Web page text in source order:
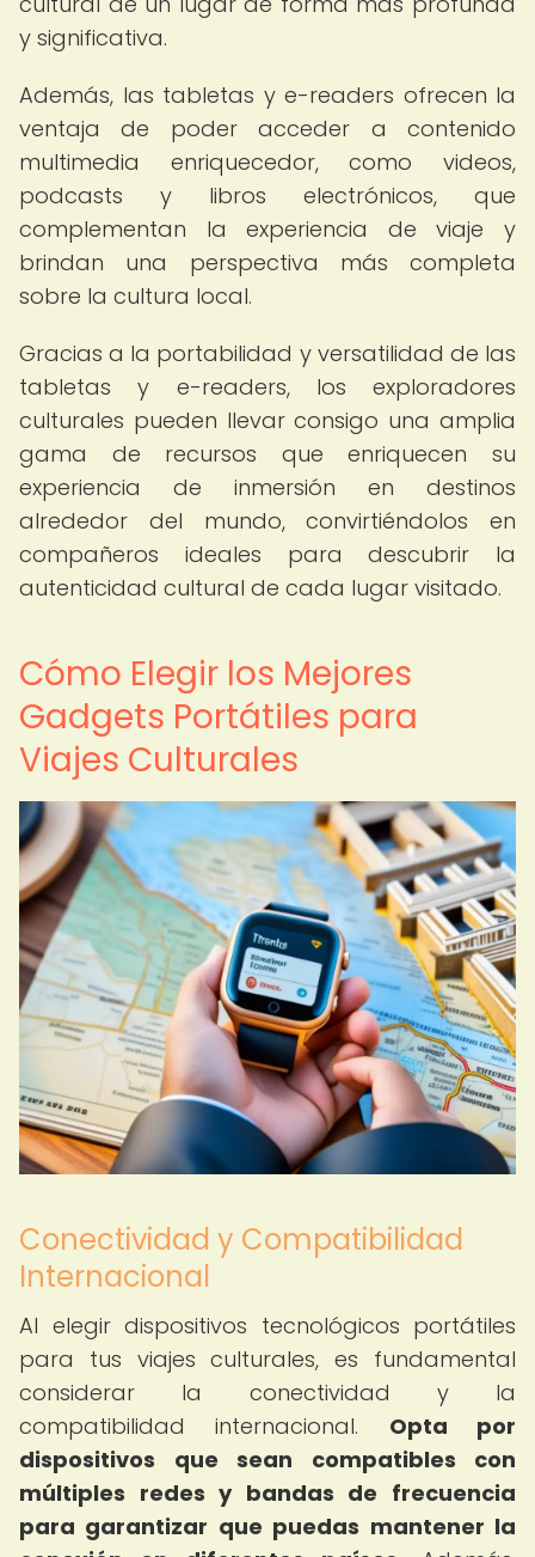
y significativa.
Además, las tabletas y e-readers ofrecen la
ventaja de poder acceder a contenido
multimedia enriquecedor, como videos,
podcasts y libros electrónicos, que
complementan la experiencia de viaje y
brindan una perspectiva más completa
sobre la cultura local.
Gracias a la portabilidad y versatilidad de las
tabletas y e-readers, los exploradores
culturales pueden llevar consigo una amplia
gama de recursos que enriquecen su
experiencia de inmersión en destinos
alrededor del mundo, convirtiéndolos en
compañeros ideales para descubrir la
autenticidad cultural de cada lugar visitado.
Cómo Elegir los Mejores
Gadgets Portátiles para
Viajes Culturales
Conectividad y Compatibilidad
Internacional
Al elegir dispositivos tecnológicos portátiles
para tus viajes culturales, es fundamental
considerar la conectividad y la
compatibilidad internacional. Opta por
dispositivos que sean compatibles con
múltiples redes y bandas de frecuencia
para garantizar que puedas mantener la